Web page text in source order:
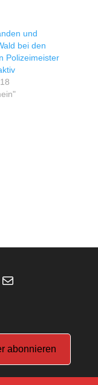
und
bei den
Polizeimeister
E-Mail
abonnieren